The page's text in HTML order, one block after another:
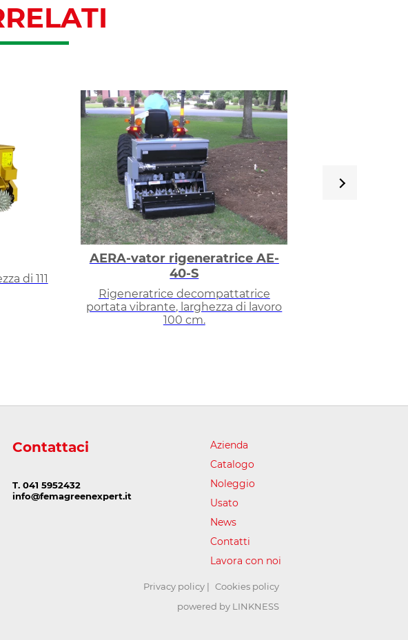
di 111
AERA-vator rigeneratrice AE-
40-S
Rigeneratrice decompattatrice
portata vibrante, larghezza di lavoro
100 cm.
Contattaci
T. 041 5952432
info@femagreenexpert.it
Azienda
Catalogo
Noleggio
Usato
News
Contatti
Lavora con noi
Privacy policy
Cookies policy
powered by LINKNESS